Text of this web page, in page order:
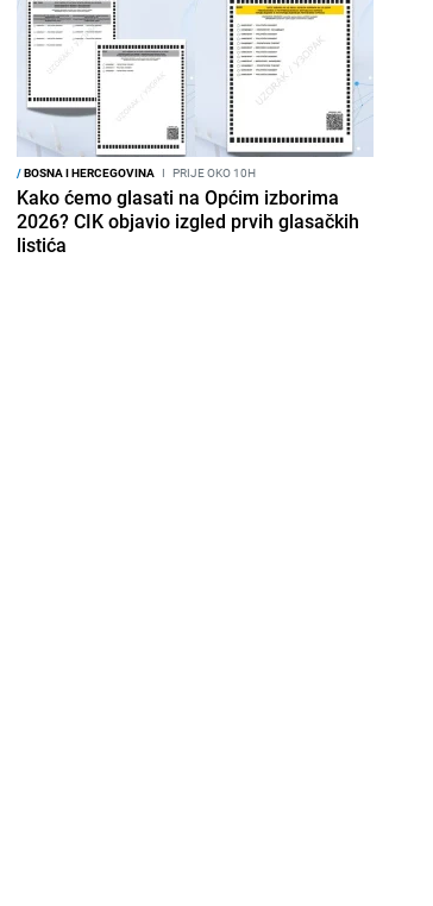
/BOSNA I HERCEGOVINA I PRIJE OKO 10H
Kako ćemo glasati na Općim izborima
2026? CIK objavio izgled prvih glasačkih
listića